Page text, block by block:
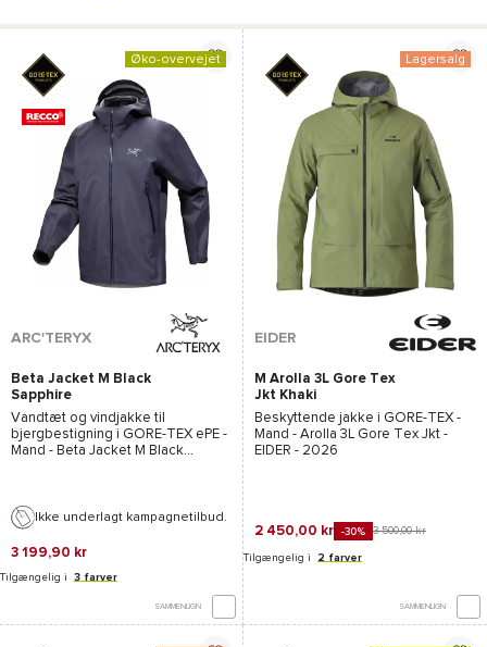
Øko-overvejet
ARC'TERYX
Beta Jacket M Black
Sapphire
Vandtæt og vindjakke til
bjergbestigning i GORE-TEX ePE -
Mand - Beta Jacket M Black
Ikke underlagt kampagnetilbud.
3 199,90 kr
Tilgængelig i 3 farver
SAMMENLIGN
Lagersalg
EIDER
M Arolla 3L Gore Tex
Jkt Khaki
Beskyttende jakke i GORE-TEX -
Mand - Arolla 3L Gore Tex Jkt -
EIDER - 2026
2 450,00 kr -30% 3 500,00 kr
Tilgængelig i 2 farver
SAMMENLIGN